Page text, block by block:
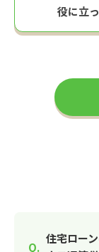
役に立
住宅ロー